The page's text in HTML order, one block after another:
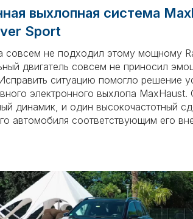
выхлопная система
Sport
совсем не подходил этому мощному
двигатель совсем не приносил
ситуацию помогло решение
электронного выхлопа MaxHaust.
динамик, и один высокочастотный
автомобиля соответствующим его